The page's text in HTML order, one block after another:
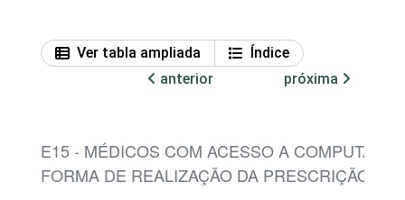
Ver tabla ampliada
Índice
anterior
próxima
E15 - MÉDICOS COM ACESSO A
FORMA DE REALIZAÇÃO DA PRESCRIÇÃO